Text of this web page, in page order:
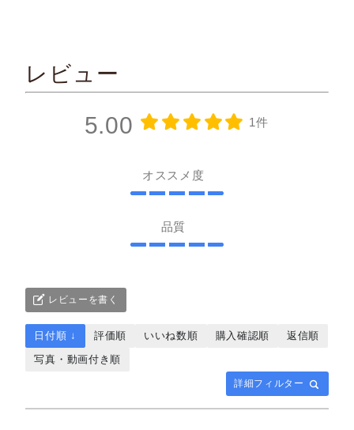
レビュー
5.00 1件
オススメ度
品質
レビューを書く
詳細フィルター
日付順 ↓ 評価順 いいね数順 購入確認順
返信順
写真・動画付き順